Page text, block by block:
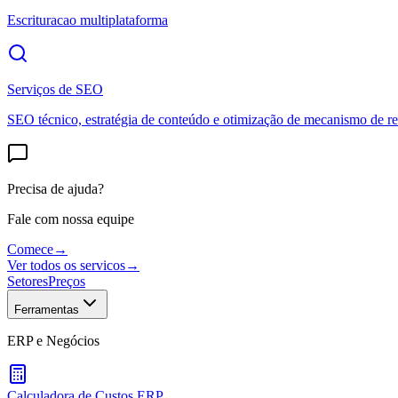
Escrituracao multiplataforma
Serviços de SEO
SEO técnico, estratégia de conteúdo e otimização de mecanismo de
Precisa de ajuda?
Fale com nossa equipe
Comece→
Ver todos os servicos→
SetoresPreços
Ferramentas
ERP e Negócios